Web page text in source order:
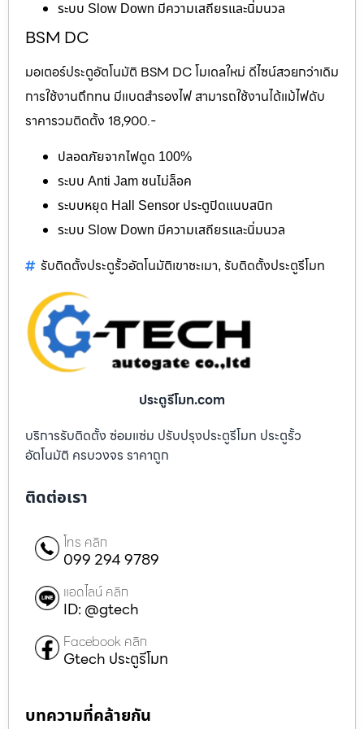
ระบบ Slow Down มีความเสถียรและนิ่มนวล
BSM DC
มอเตอร์ประตูอัตโนมัติ BSM DC โมเดลใหม่ ดีไซน์สวยกว่าเดิม
การใช้งานถึกทน มีแบตสำรองไฟ สามารถใช้งานได้แม้ไฟดับ
ราคารวมติดตั้ง 18,900.-
ปลอดภัยจากไฟดูด 100%
ระบบ Anti Jam ชนไม่ล็อค
ระบบหยุด Hall Sensor ประตูปิดแนบสนิท
ระบบ Slow Down มีความเสถียรและนิ่มนวล
รับติดตั้งประตูรั้วอัตโนมัติเขาชะเมา, รับติดตั้งประตูรีโมท
ประตูรีโมท.com
บริการรับติดตั้ง ซ่อมแซ่ม ปรับปรุงประตูรีโมท ประตูรั้ว
อัตโนมัติ ครบวงจร ราคาถูก
ติดต่อเรา
โทร คลิก
099 294 9789
แอดไลน์ คลิก
ID: @gtech
Facebook คลิก
Gtech ประตูรีโมท
บทความที่คล้ายกัน